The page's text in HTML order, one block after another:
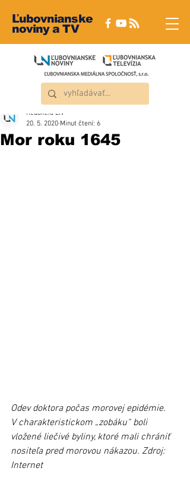
Ľubovnianske
noviny a TV
Mor roku 1645
Redakcia ĽN
20. 5. 2020 Minut čtení: 6
Odev doktora počas morovej epidémie.
V charakteristickom „zobáku“ boli
vložené liečivé byliny, ktoré mali chrániť
nositeľa pred morovou nákazou. Zdroj:
Internet